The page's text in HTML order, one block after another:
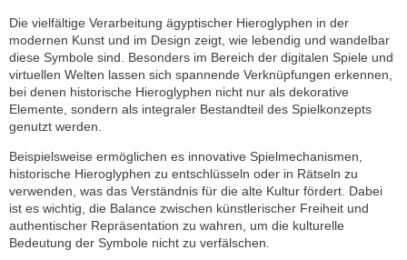
Die vielfältige Verarbeitung ägyptischer Hieroglyphen in der
modernen Kunst und im Design zeigt, wie lebendig und wandelbar
diese Symbole sind. Besonders im Bereich der digitalen Spiele und
virtuellen Welten lassen sich spannende Verknüpfungen erkennen,
bei denen historische Hieroglyphen nicht nur als dekorative
Elemente, sondern als integraler Bestandteil des Spielkonzepts
genutzt werden.
Beispielsweise ermöglichen es innovative Spielmechanismen,
historische Hieroglyphen zu entschlüsseln oder in Rätseln zu
verwenden, was das Verständnis für die alte Kultur fördert. Dabei
ist es wichtig, die Balance zwischen künstlerischer Freiheit und
authentischer Repräsentation zu wahren, um die kulturelle
Bedeutung der Symbole nicht zu verfälschen.